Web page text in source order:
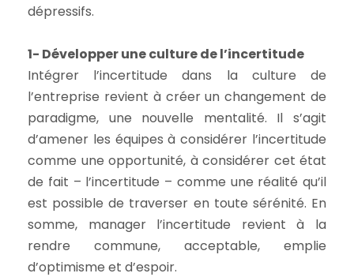
dépressifs.
1- Développer une culture de l’incertitude
Intégrer l’incertitude dans la culture de
l’entreprise revient à créer un changement de
paradigme, une nouvelle mentalité. Il s’agit
d’amener les équipes à considérer l’incertitude
comme une opportunité, à considérer cet état
de fait – l’incertitude – comme une réalité qu’il
est possible de traverser en toute sérénité. En
somme, manager l’incertitude revient à la
rendre commune, acceptable, emplie
d’optimisme et d’espoir.